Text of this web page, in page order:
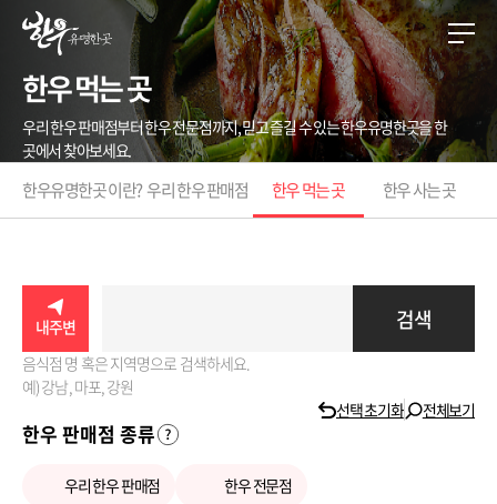
한우 먹는 곳
우리 한우 판매점부터 한우 전문점까지, 믿고 즐길 수 있는 한우유명한곳을 한
곳에서 찾아보세요.
한우유명한곳 이란? 우리 한우 판매점 한우 먹는 곳 한우 사는 곳
내주변 검색
음식점 명 혹은 지역명으로 검색하세요.
예) 강남, 마포, 강원
선택 초기화
전체보기
한우 판매점 종류
우리 한우 판매점 한우 전문점